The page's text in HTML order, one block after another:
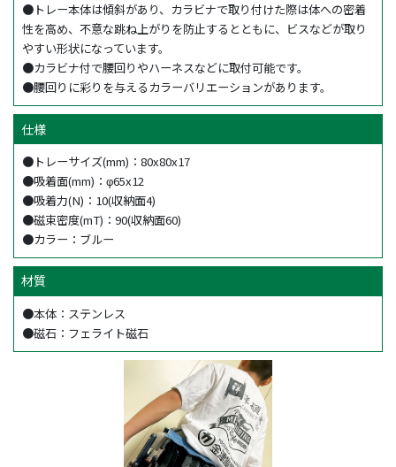
●トレー本体は傾斜があり、カラビナで取り付けた際は体への密着
性を高め、不意な跳ね上がりを防止するとともに、ビスなどが取り
やすい形状になっています。
●カラビナ付で腰回りやハーネスなどに取付可能です。
●腰回りに彩りを与えるカラーバリエーションがあります。
仕様
●トレーサイズ(mm)：80x80x17
●吸着面(mm)：φ65x12
●吸着力(N)：10(収納面4)
●磁束密度(mT)：90(収納面60)
●カラー：ブルー
材質
●本体：ステンレス
●磁石：フェライト磁石